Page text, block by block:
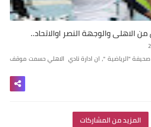
الاهلي والوجهة النصر اوالاتحاد..
"الرياضية "، ان ادارة نادي الاهلي حسمت موقف
المزيد من المشاركات